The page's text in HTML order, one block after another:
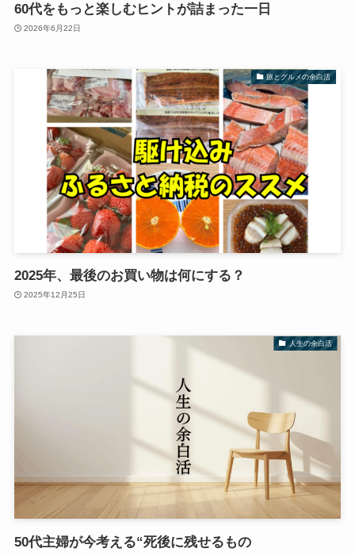
60代をもっと楽しむヒントが詰まった一日
2026年6月22日
旅とグルメの余白活
2025年、最後のお買い物は何にする？
2025年12月25日
人生の余白活
50代主婦が今考える“死後に残せるもの